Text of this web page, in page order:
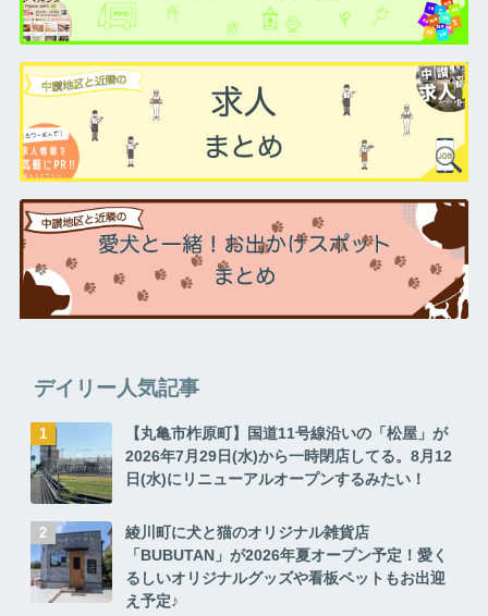
デイリー人気記事
【丸亀市柞原町】国道11号線沿いの「松屋」が
2026年7月29日(水)から一時閉店してる。8月12
日(水)にリニューアルオープンするみたい！
綾川町に犬と猫のオリジナル雑貨店
「BUBUTAN」が2026年夏オープン予定！愛く
るしいオリジナルグッズや看板ペットもお出迎
え予定♪